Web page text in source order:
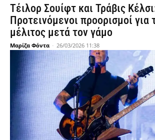
Τέιλορ Σουίφτ και Τράβις
Προτεινόμενοι προορισμοί για
μέλιτος μετά τον γάμο
Μαρίζα Φόντα - 26/03/2026 11:38